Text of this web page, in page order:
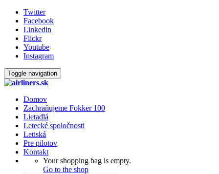
Twitter
Facebook
Linkedin
Flickr
Youtube
Instagram
Toggle navigation
Domov
Zachraňujeme Fokker 100
Lietadlá
Letecké spoločnosti
Letiská
Pre pilotov
Kontakt
Your shopping bag is empty.
Go to the shop